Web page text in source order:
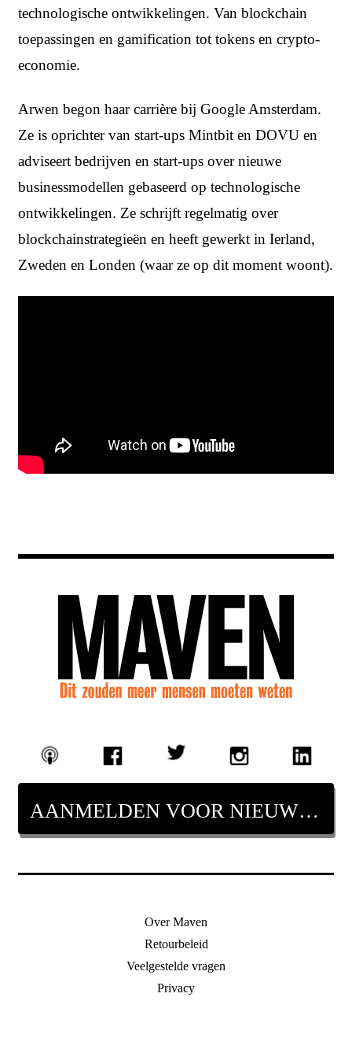
technologische ontwikkelingen. Van blockchain
toepassingen en gamification tot tokens en crypto-
economie.
Arwen begon haar carrière bij Google Amsterdam.
Ze is oprichter van start-ups Mintbit en DOVU en
adviseert bedrijven en start-ups over nieuwe
businessmodellen gebaseerd op technologische
ontwikkelingen. Ze schrijft regelmatig over
blockchainstrategieën en heeft gewerkt in Ierland,
Zweden en Londen (waar ze op dit moment woont).
AANMELDEN VOOR NIEUWSBRIEF
Over Maven
Retourbeleid
Veelgestelde vragen
Privacy